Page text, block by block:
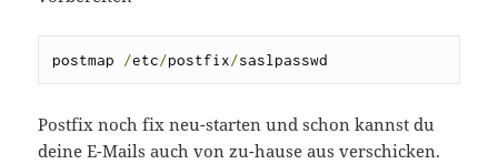
postmap /etc/postfix/saslpasswd
Postfix noch fix neu-starten und schon kannst du
deine E-Mails auch von zu-hause aus verschicken.